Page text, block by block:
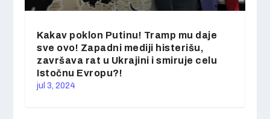
Kakav poklon Putinu! Tramp mu daje
sve ovo! Zapadni mediji histerišu,
završava rat u Ukrajini i smiruje celu
Istočnu Evropu?!
jul 3, 2024